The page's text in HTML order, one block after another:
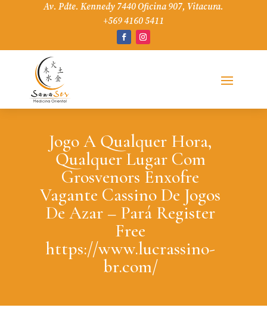
Av. Pdte. Kennedy 7440 Oficina 907, Vitacura.
+569 4160 5411
Jogo A Qualquer Hora,
Qualquer Lugar Com
Grosvenors Enxofre
Vagante Cassino De Jogos
De Azar – Pará Register
Free
https://www.lucrassino-
br.com/